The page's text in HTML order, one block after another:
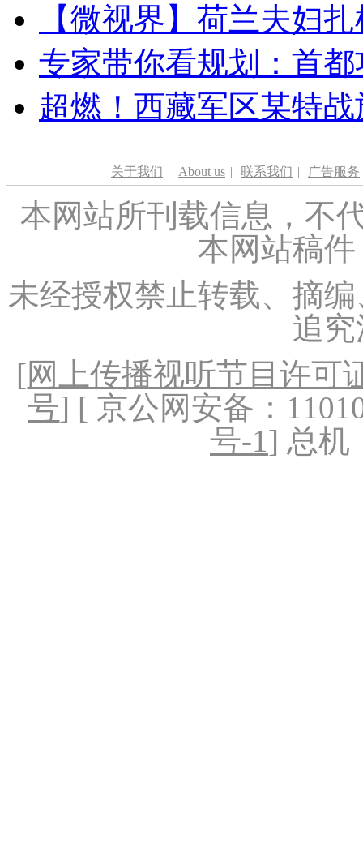
【微视界】荷兰夫妇
专家带你看规划：首
超燃！西藏军区某特
关于我们 | About us | 联系我们 | 广告服务
本网站所刊载信息，不
本网站稿
未经授权禁止转载、摘
追
[网上传播视听节目许可
号] [ 京公网安备：
号-1] 总机